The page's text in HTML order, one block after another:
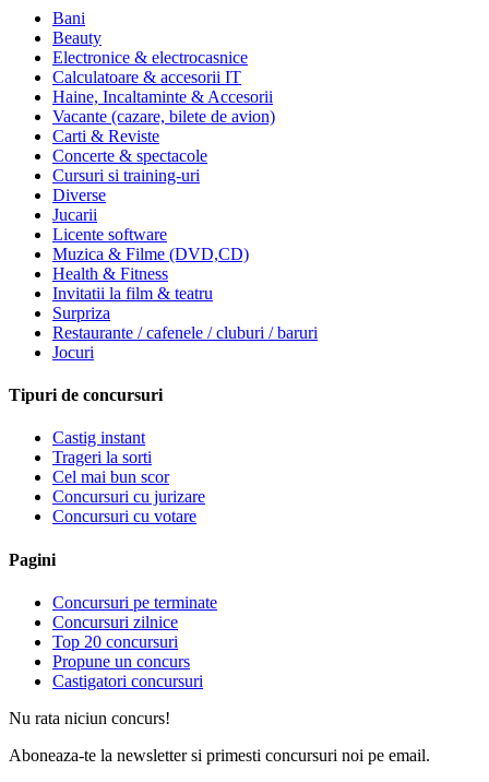
Bani
Beauty
Electronice & electrocasnice
Calculatoare & accesorii IT
Haine, Incaltaminte & Accesorii
Vacante (cazare, bilete de avion)
Carti & Reviste
Concerte & spectacole
Cursuri si training-uri
Diverse
Jucarii
Licente software
Muzica & Filme (DVD,CD)
Health & Fitness
Invitatii la film & teatru
Surpriza
Restaurante / cafenele / cluburi / baruri
Jocuri
Tipuri de concursuri
Castig instant
Trageri la sorti
Cel mai bun scor
Concursuri cu jurizare
Concursuri cu votare
Pagini
Concursuri pe terminate
Concursuri zilnice
Top 20 concursuri
Propune un concurs
Castigatori concursuri
Nu rata niciun concurs!
Aboneaza-te la newsletter si primesti concursuri noi pe email.